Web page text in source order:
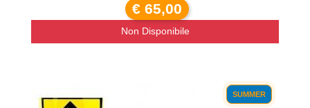
€ 65,00
Non Disponibile
SUMMER